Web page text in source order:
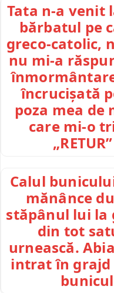
Tata n-a venit
bărbatul pe
greco-catolic,
nu mi-a
încrucișată
poza mea de
care mi-o
Calul
mănânce
stăpânul lui
din tot
urnească.
intrat în grajd